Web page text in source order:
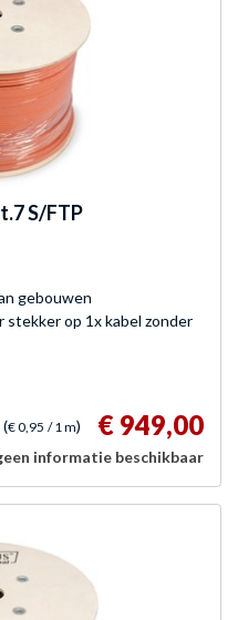
S/FTP
gebouwen
stekker op 1x kabel zonder
(€ 0,95 / 1 m) € 949,00
informatie beschikbaar